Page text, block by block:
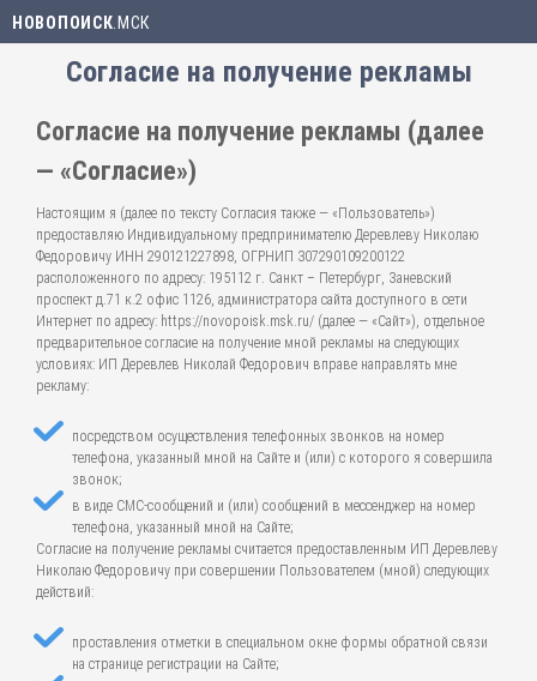
НОВОПОИСК .МСК
Согласие на получение рекламы
Согласие на получение рекламы (далее
— «Согласие»)
Настоящим я (далее по тексту Согласия также — «Пользователь»)
предоставляю Индивидуальному предпринимателю Деревлеву Николаю
Федоровичу ИНН 290121227898, ОГРНИП 307290109200122
расположенного по адресу: 195112 г. Санкт – Петербург, Заневский
проспект д.71 к.2 офис 1126, администратора сайта доступного в сети
Интернет по адресу: https://novopoisk.msk.ru/ (далее — «Сайт»), отдельное
предварительное согласие на получение мной рекламы на следующих
условиях: ИП Деревлев Николай Федорович вправе направлять мне
рекламу:
посредством осуществления телефонных звонков на номер
телефона, указанный мной на Сайте и (или) с которого я совершила
звонок;
в виде СМС-сообщений и (или) сообщений в мессенджер на номер
телефона, указанный мной на Сайте;
Согласие на получение рекламы считается предоставленным ИП Деревлеву
Николаю Федоровичу при совершении Пользователем (мной) следующих
действий:
проставления отметки в специальном окне формы обратной связи
на странице регистрации на Сайте;